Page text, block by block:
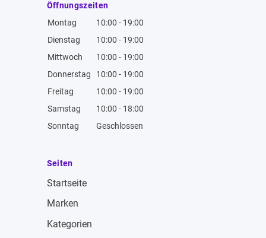
Öffnungszeiten
Montag
10:00 - 19:00
Dienstag
10:00 - 19:00
Mittwoch
10:00 - 19:00
Donnerstag
10:00 - 19:00
Freitag
10:00 - 19:00
Samstag
10:00 - 18:00
Sonntag
Geschlossen
Seiten
Startseite
Marken
Kategorien